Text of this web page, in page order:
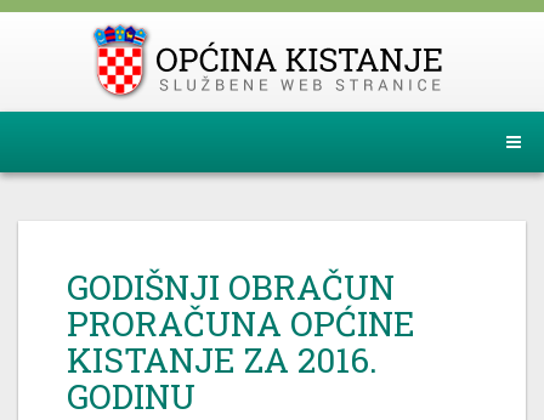
GODIŠNJI OBRAČUN
PRORAČUNA OPĆINE
KISTANJE ZA 2016.
GODINU